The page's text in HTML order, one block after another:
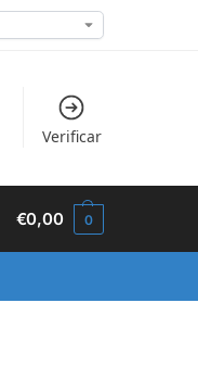
Verificar
€0,00 0